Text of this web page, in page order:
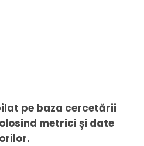
pe baza cercetării
metrici și date